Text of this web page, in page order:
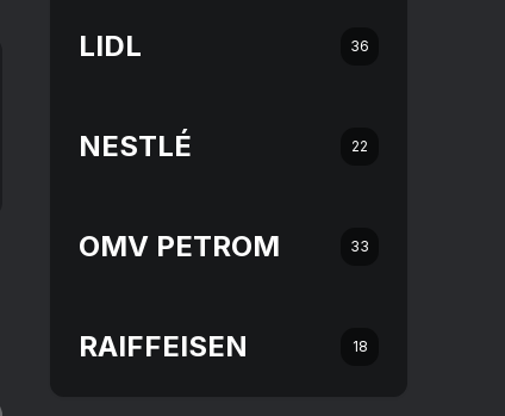
LIDL 36
NESTLÉ 22
OMV PETROM 33
RAIFFEISEN 18